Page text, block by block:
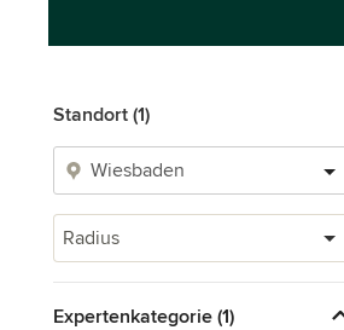
Standort (1)
Radius
Expertenkategorie (1)